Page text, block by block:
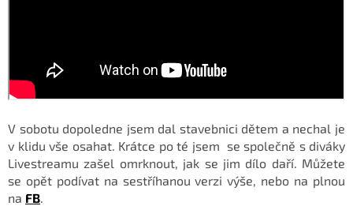
V sobotu dopoledne jsem dal stavebnici dětem a nechal je
v klidu vše osahat. Krátce po té jsem se společně s diváky
Livestreamu zašel omrknout, jak se jim dílo daří. Můžete
se opět podívat na sestříhanou verzi výše, nebo na plnou
na FB.